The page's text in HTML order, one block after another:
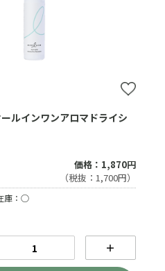
ルインワンアロマドライシ
価格：1,870円
（税抜：1,700円）
庫：○
＋